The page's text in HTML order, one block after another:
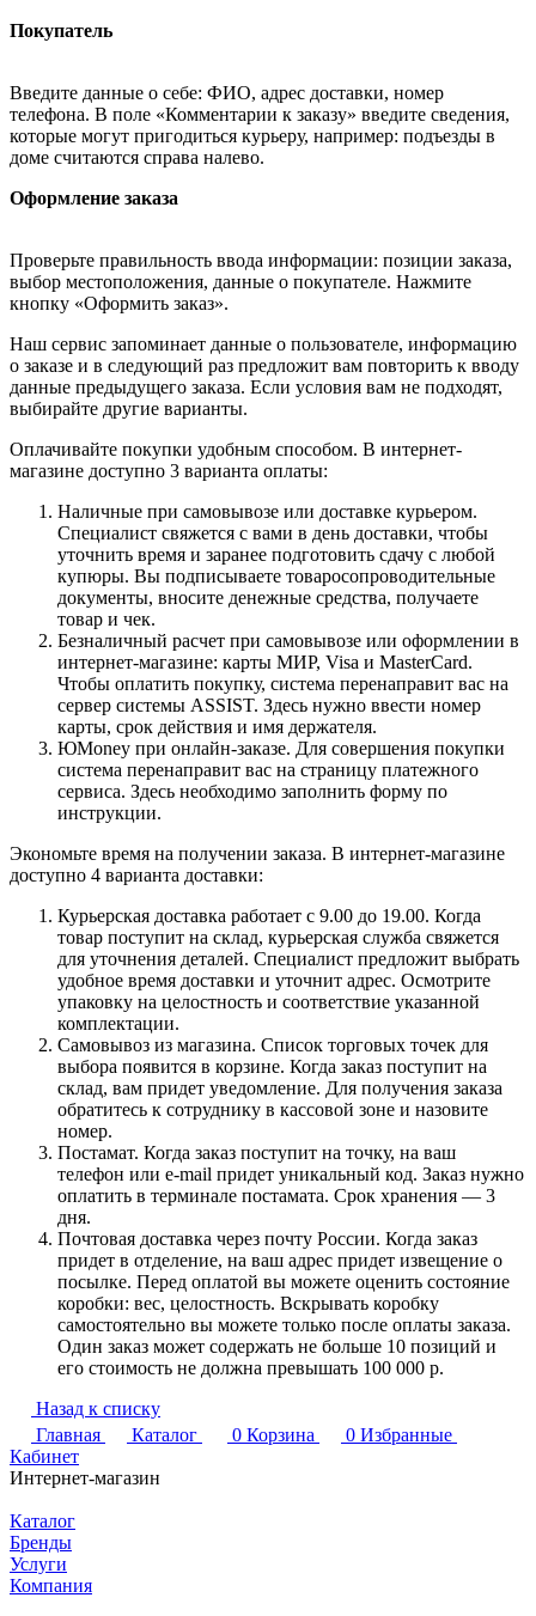
Покупатель
Введите данные о себе: ФИО, адрес доставки, номер
телефона. В поле «Комментарии к заказу» введите сведения,
которые могут пригодиться курьеру, например: подъезды в
доме считаются справа налево.
Оформление заказа
Проверьте правильность ввода информации: позиции заказа,
выбор местоположения, данные о покупателе. Нажмите
кнопку «Оформить заказ».
Наш сервис запоминает данные о пользователе, информацию
о заказе и в следующий раз предложит вам повторить к вводу
данные предыдущего заказа. Если условия вам не подходят,
выбирайте другие варианты.
Оплачивайте покупки удобным способом. В интернет-
магазине доступно 3 варианта оплаты:
Наличные при самовывозе или доставке курьером.
Специалист свяжется с вами в день доставки, чтобы
уточнить время и заранее подготовить сдачу с любой
купюры. Вы подписываете товаросопроводительные
документы, вносите денежные средства, получаете
товар и чек.
Безналичный расчет при самовывозе или оформлении в
интернет-магазине: карты МИР, Visa и MasterCard.
Чтобы оплатить покупку, система перенаправит вас на
сервер системы ASSIST. Здесь нужно ввести номер
карты, срок действия и имя держателя.
ЮMoney при онлайн-заказе. Для совершения покупки
система перенаправит вас на страницу платежного
сервиса. Здесь необходимо заполнить форму по
инструкции.
Экономьте время на получении заказа. В интернет-магазине
доступно 4 варианта доставки:
Курьерская доставка работает с 9.00 до 19.00. Когда
товар поступит на склад, курьерская служба свяжется
для уточнения деталей. Специалист предложит выбрать
удобное время доставки и уточнит адрес. Осмотрите
упаковку на целостность и соответствие указанной
комплектации.
Самовывоз из магазина. Список торговых точек для
выбора появится в корзине. Когда заказ поступит на
склад, вам придет уведомление. Для получения заказа
обратитесь к сотруднику в кассовой зоне и назовите
номер.
Постамат. Когда заказ поступит на точку, на ваш
телефон или e-mail придет уникальный код. Заказ нужно
оплатить в терминале постамата. Срок хранения — 3
дня.
Почтовая доставка через почту России. Когда заказ
придет в отделение, на ваш адрес придет извещение о
посылке. Перед оплатой вы можете оценить состояние
коробки: вес, целостность. Вскрывать коробку
самостоятельно вы можете только после оплаты заказа.
Один заказ может содержать не больше 10 позиций и
его стоимость не должна превышать 100 000 р.
Назад к списку
Главная
Каталог 0 Корзина 0 Избранные
Кабинет
Интернет-магазин
Каталог
Бренды
Услуги
Компания